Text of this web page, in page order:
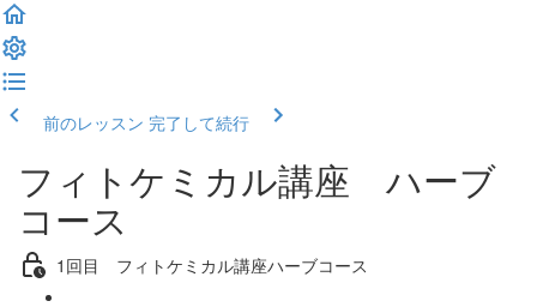
前のレッスン 完了して続行
フィトケミカル講座 ハーブ
コース
1回目 フィトケミカル講座ハーブコース